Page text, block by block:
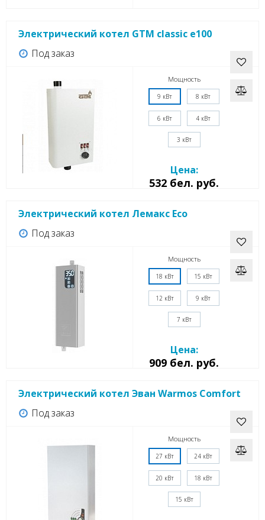
Под заказ
Электрический котел GTM classic e100
Мощность
9 кВт 8 кВт
6 кВт 4 кВт
3 кВт
Цена:
532 бел. руб.
Под заказ
Электрический котел Лемакс Eco
Мощность
18 кВт 15 кВт
12 кВт 9 кВт
7 кВт
Цена:
909 бел. руб.
Под заказ
Электрический котел Эван Warmos Comfort
Мощность
27 кВт 24 кВт
20 кВт 18 кВт
15 кВт